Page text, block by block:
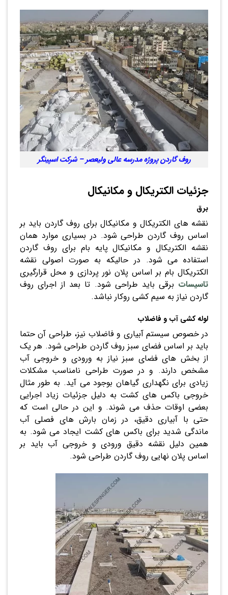
روف گاردن پروژه مدرسه عالی ولیعصر – شرکت اسپینگر
جزئیات الکتریکال و مکانیکال
برق
نقشه های الکتریکال و مکانیکال برای روف گاردن باید بر
اساس روف گاردن طراحی شود. در بسیاری موارد همان
نقشه الکتریکال و مکانیکال پایه بام برای روف گاردن
استفاده می شود. در حالیکه به صورت اصولی نقشه
الکتریکال بام بر اساس پلان نور پردازی و محل قرارگیری
تاسیسات برقی باید طراحی شود. تا بعد از اجرای روف
گاردن نیاز به سیم کشی روکار نباشد.
لوله کشی آب و فاضلاب
در خصوص سیستم آبیاری و فاضلاب نیز، طراحی آن حتما
باید بر اساس فضای سبز روف گاردن طراحی شود. هر یک
از بخش های فضای سبز نیاز به ورودی و خروجی آب
مشخص دارند. و در صورت طراحی نامناسب مشکلات
زیادی برای نگهداری گیاهان بوجود می آید. به طور مثال
خروجی باکس های کشت به دلیل جزئیات زیاد اجرایی
بعضی اوقات حذف می شوند. و این در حالی است که
حتی با آبیاری دقیق، در زمان بارش های فصلی آب
ماندگی شدید برای باکس های کشت ایجاد می شود. به
همین دلیل نقشه دقیق ورودی و خروجی آب باید بر
اساس پلان نهایی روف گاردن طراحی شود.